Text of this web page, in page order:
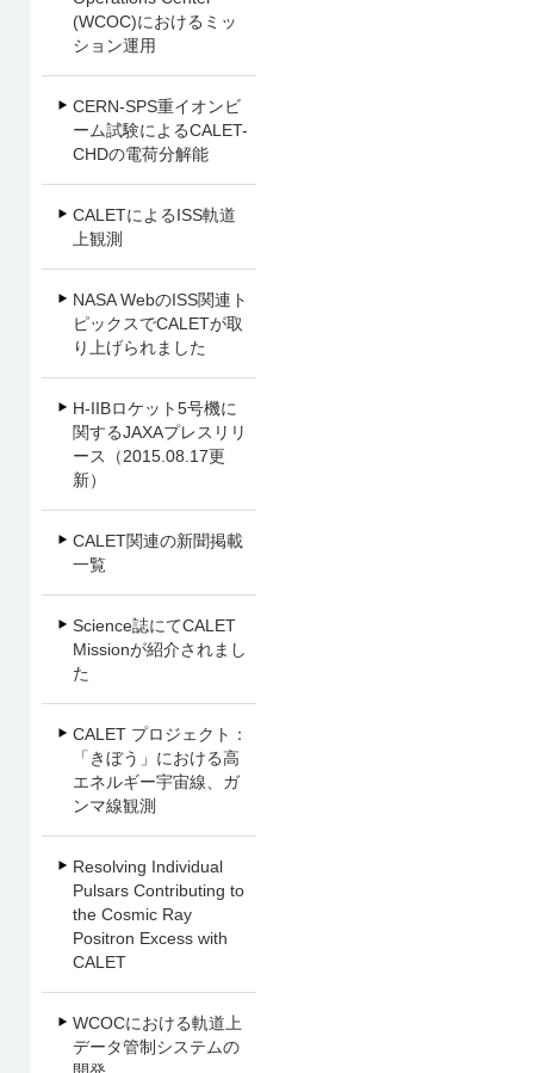
(WCOC)におけるミッ
ション運用
CERN-SPS重イオンビ
ーム試験によるCALET-
CHDの電荷分解能
CALETによるISS軌道
上観測
NASA WebのISS関連ト
ピックスでCALETが取
り上げられました
H-IIBロケット5号機に
関するJAXAプレスリリ
ース（2015.08.17更
新）
CALET関連の新聞掲載
一覧
Science誌にてCALET
Missionが紹介されまし
た
CALET プロジェクト：
「きぼう」における高
エネルギー宇宙線、ガ
ンマ線観測
Resolving Individual
Pulsars Contributing to
the Cosmic Ray
Positron Excess with
CALET
WCOCにおける軌道上
データ管制システムの